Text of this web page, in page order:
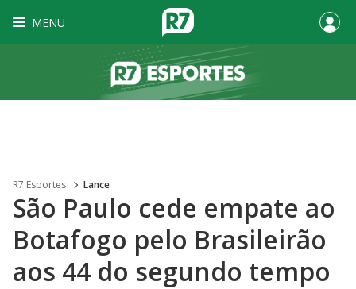
MENU
R7 Esportes Lance
São Paulo cede empate ao
Botafogo pelo Brasileirão
aos 44 do segundo tempo